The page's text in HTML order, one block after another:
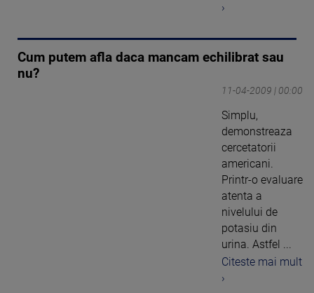
›
Cum putem afla daca mancam echilibrat sau
nu?
11-04-2009 | 00:00
Simplu,
demonstreaza
cercetatorii
americani.
Printr-o evaluare
atenta a
nivelului de
potasiu din
urina. Astfel ...
Citeste mai mult
›